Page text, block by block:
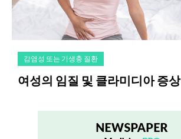
감염성 또는 기생충 질환
여성의 임질 및 클라미디아 증상